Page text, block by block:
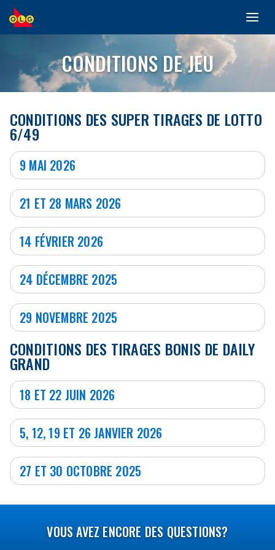
ALLER
AU
PRINCIPALCONDITIONS DE JEU
CONDITIONS DES SUPER TIRAGES DE LOTTO
6/49
9 MAI 2026
21 ET 28 MARS 2026
14 FÉVRIER 2026
24 DÉCEMBRE 2025
29 NOVEMBRE 2025
CONDITIONS DES TIRAGES BONIS DE DAILY
GRAND
18 ET 22 JUIN 2026
5, 12, 19 ET 26 JANVIER 2026
27 ET 30 OCTOBRE 2025
VOUS AVEZ ENCORE DES QUESTIONS?